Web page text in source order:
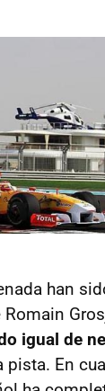
han
igual de
En